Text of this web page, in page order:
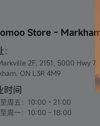
Store -
2F, 2151, 5000 Hwy 7,
ON L3R 4M9
时间
周五：10:00 - 21:00
周一：10:00 - 18:00